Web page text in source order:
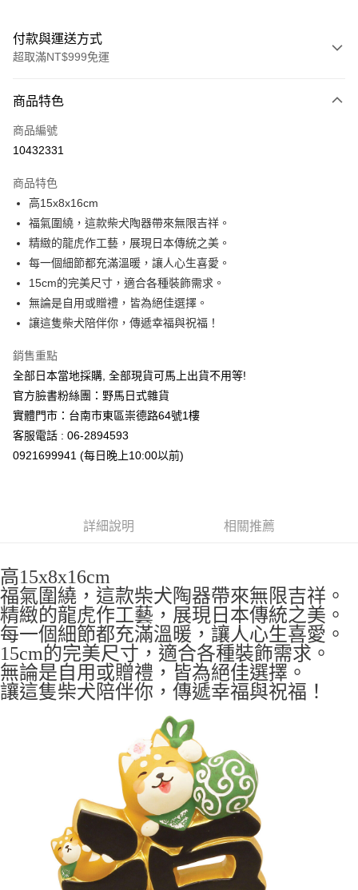
付款與運送方式
超取滿NT$999免運
信用卡一次付款
信用卡分期付款
合作金庫商業銀行
華南商業銀行
上海商業儲蓄銀行
台北富邦商業銀行
國泰世華商業銀行
兆豐國際商業銀行
臺灣中小企業銀行
台中商業銀行
匯豐（台灣）商業銀行
華泰商業銀行
聯邦商業銀行
遠東國際商業銀行
元大商業銀行
永豐商業銀行
玉山商業銀行
星展（台灣）商業銀行
台灣樂天信用卡公司
超商取貨付款
LINE Pay
Apple Pay
街口支付
ATM付款
運送方式
全家取貨付款
每筆NT$65，滿NT$999(含以上)免運費
付款後7-11取貨
每筆NT$65，滿NT$999(含以上)免運費
宅配
每筆NT$100，滿NT$999(含以上)免運費
商品特色
商品編號
10432331
商品特色
高15x8x16cm
福氣圍繞，這款柴犬陶器帶來無限吉祥。
精緻的龍虎作工藝，展現日本傳統之美。
每一個細節都充滿溫暖，讓人心生喜愛。
15cm的完美尺寸，適合各種裝飾需求。
無論是自用或贈禮，皆為絕佳選擇。
讓這隻柴犬陪伴你，傳遞幸福與祝福！
銷售重點
全部日本當地採購, 全部現貨可馬上出貨不用等!
官方臉書粉絲團：野馬日式雜貨
實體門市：台南市東區崇德路64號1樓
客服電話 : 06-2894593
0921699941 (每日晚上10:00以前)
詳細說明 相關推薦
高15x8x16cm
福氣圍繞，這款柴犬陶器帶來無限吉祥。
精緻的龍虎作工藝，展現日本傳統之美。
每一個細節都充滿溫暖，讓人心生喜愛。
15cm的完美尺寸，適合各種裝飾需求。
無論是自用或贈禮，皆為絕佳選擇。
讓這隻柴犬陪伴你，傳遞幸福與祝福！